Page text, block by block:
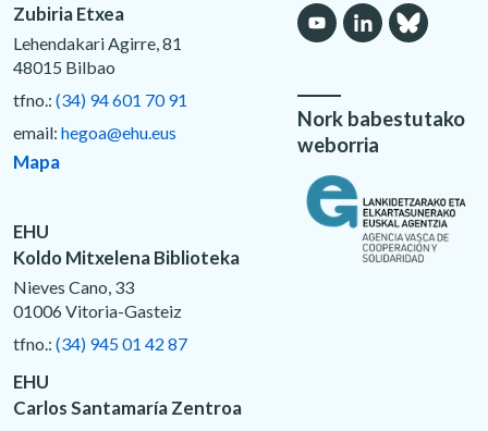
Zubiria Etxea
Lehendakari Agirre, 81
48015 Bilbao
tfno.: (34) 94 601 70 91
email: hegoa@ehu.eus
Mapa
EHU
Koldo Mitxelena Biblioteka
Nieves Cano, 33
01006 Vitoria-Gasteiz
tfno.: (34) 945 01 42 87
EHU
Carlos Santamaría Zentroa
Nork babestutako
weborria